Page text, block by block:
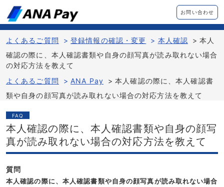
お問い合わせ
よくあるご質問 > 登録情報の確認・変更 > 本人確認 > 本人
確認の際に、本人確認書類や自身の顔写真が読み取れない場合
の対応方法を教えて
よくあるご質問
> ANA Pay > 本人確認の際に、本人確認書
類や自身の顔写真が読み取れない場合の対応方法を教えて
FAQ
本人確認の際に、本人確認書類や自身の顔写
真が読み取れない場合の対応方法を教えて
質問
本人確認の際に、本人確認書類や自身の顔写真が読み取れない場合